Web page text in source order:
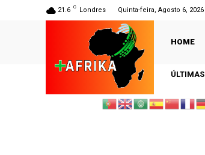
21.6 C Londres Quinta-feira, Agosto 6, 2026
HOME